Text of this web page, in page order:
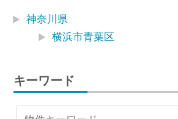
神奈川県
横浜市青葉区
キーワード